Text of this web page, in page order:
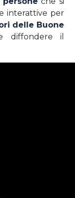
interattive per
delle Buone
diffondere il